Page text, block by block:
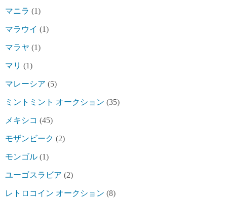
マニラ (1)
マラウイ (1)
マラヤ (1)
マリ (1)
マレーシア (5)
ミントミント オークション (35)
メキシコ (45)
モザンビーク (2)
モンゴル (1)
ユーゴスラビア (2)
レトロコイン オークション (8)